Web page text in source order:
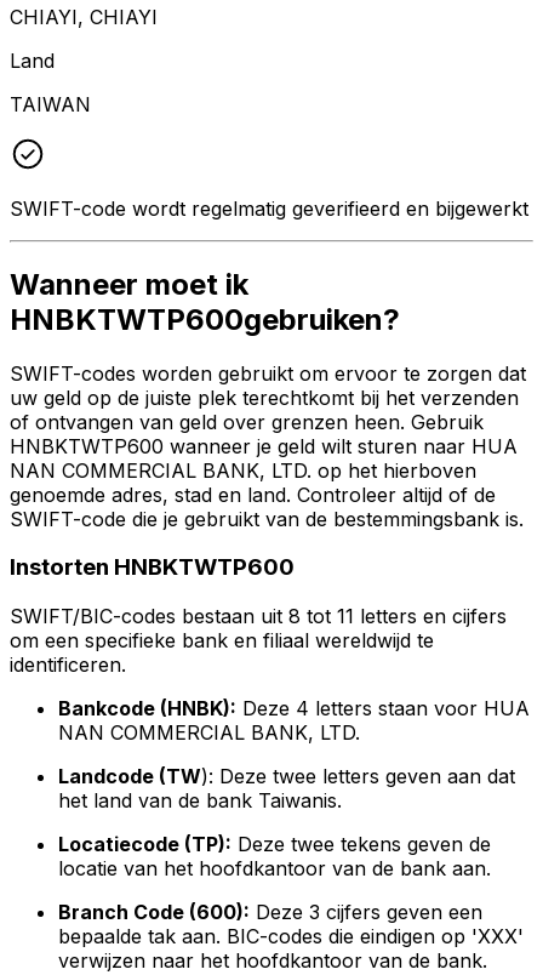
CHIAYI, CHIAYI
Land
TAIWAN
SWIFT-code wordt regelmatig geverifieerd en bijgewerkt
Wanneer moet ik
HNBKTWTP600gebruiken?
SWIFT-codes worden gebruikt om ervoor te zorgen dat
uw geld op de juiste plek terechtkomt bij het verzenden
of ontvangen van geld over grenzen heen. Gebruik
HNBKTWTP600 wanneer je geld wilt sturen naar HUA
NAN COMMERCIAL BANK, LTD. op het hierboven
genoemde adres, stad en land. Controleer altijd of de
SWIFT-code die je gebruikt van de bestemmingsbank is.
Instorten HNBKTWTP600
SWIFT/BIC-codes bestaan uit 8 tot 11 letters en cijfers
om een specifieke bank en filiaal wereldwijd te
identificeren.
Bankcode (HNBK): Deze 4 letters staan voor HUA
NAN COMMERCIAL BANK, LTD.
Landcode (TW): Deze twee letters geven aan dat
het land van de bank Taiwanis.
Locatiecode (TP): Deze twee tekens geven de
locatie van het hoofdkantoor van de bank aan.
Branch Code (600): Deze 3 cijfers geven een
bepaalde tak aan. BIC-codes die eindigen op 'XXX'
verwijzen naar het hoofdkantoor van de bank.